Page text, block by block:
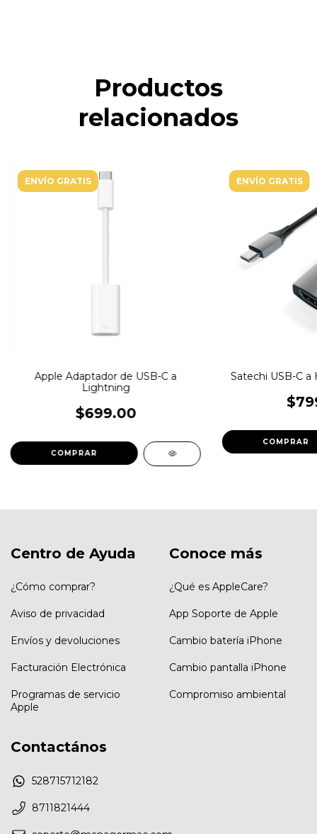
Productos
relacionados
ENVÍO GRATIS
Apple Adaptador de USB-C a
Lightning
$699.00
ENVÍO GRATIS
Satechi USB-C
Centro de Ayuda
¿Cómo comprar?
Aviso de privacidad
Envíos y devoluciones
Facturación Electrónica
Programas de servicio
Apple
Conoce más
¿Qué es AppleCare?
App Soporte de Apple
Cambio batería iPhone
Cambio pantalla iPhone
Compromiso ambiental
Contactános
528715712182
8711821444